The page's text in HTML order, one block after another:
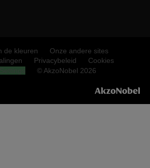
de kleuren
Onze andere sites
Privacybeleid
Cookies
© AkzoNobel 2026